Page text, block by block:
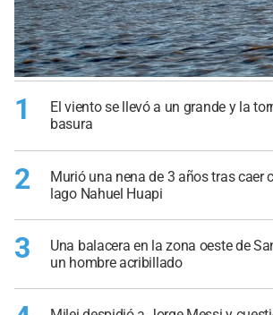
1
El viento se llevó a un grande y la
basura
2
Murió una nena de 3 años tras caer
lago Nahuel Huapi
3
Una balacera en la zona oeste de
un hombre acribillado